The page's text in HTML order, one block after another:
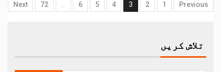
Previous
1
2
3
4
5
6
…
72
Next
تلاش کریں